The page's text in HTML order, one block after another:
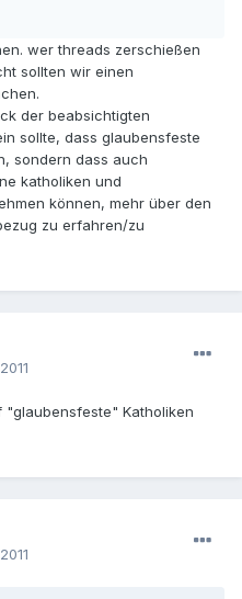
wer threads zerschießen
sollten wir einen
der beabsichtigten
sollte, dass glaubensfeste
sondern dass auch
katholiken und
können, mehr über den
zu erfahren/zu
Katholiken